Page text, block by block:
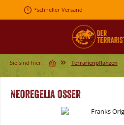
Zum Hauptinhalt springen
*schneller Versand
Sie sind hier: Terrarienpflanzen
Neoregelia osser